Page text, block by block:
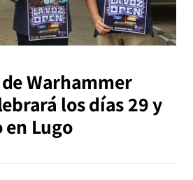
de Warhammer
los días 29 y
en Lugo